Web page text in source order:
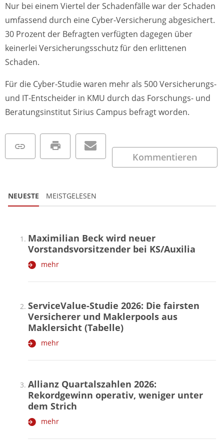
Nur bei einem Viertel der Schadenfälle war der Schaden
umfassend durch eine Cyber-Versicherung abgesichert.
30 Prozent der Befragten verfügten dagegen über
keinerlei Versicherungsschutz für den erlittenen
Schaden.
Für die Cyber-Studie waren mehr als 500 Versicherungs-
und IT-Entscheider in KMU durch das Forschungs- und
Beratungsinstitut Sirius Campus befragt worden.
Kommentieren
NEUESTE MEISTGELESEN
Maximilian Beck wird neuer
Vorstandsvorsitzender bei KS/Auxilia
mehr
ServiceValue-Studie 2026: Die fairsten
Versicherer und Maklerpools aus
Maklersicht (Tabelle)
mehr
Allianz Quartalszahlen 2026:
Rekordgewinn operativ, weniger unter
dem Strich
mehr